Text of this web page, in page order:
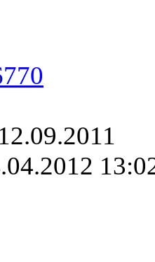
12.09.2011